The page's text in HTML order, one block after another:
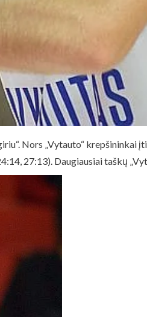
Nors „Vytauto“
27:13). Daugiausiai taškų